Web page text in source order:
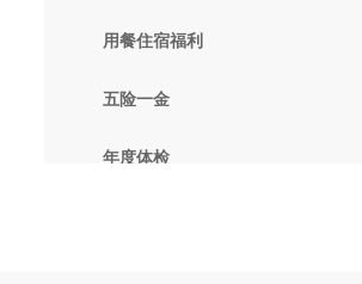
用餐住宿福利
五险一金
年度体检